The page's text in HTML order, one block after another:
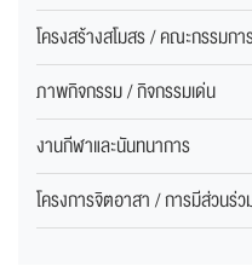
โครงสร้างสโมสร / คณะกรรมกา
ภาพกิจกรรม / กิจกรรมเด่น
งานกีฬาและนันทนาการ
โครงการจิตอาสา / การมีส่วนร่ว